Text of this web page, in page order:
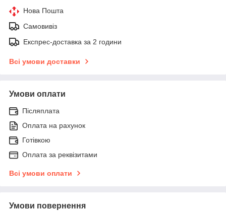
Нова Пошта
Самовивіз
Експрес-доставка за 2 години
Всі умови доставки
Умови оплати
Післяплата
Оплата на рахунок
Готівкою
Оплата за реквізитами
Всі умови оплати
Умови повернення